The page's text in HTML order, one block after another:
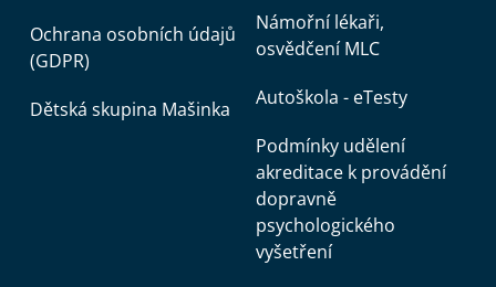
Ochrana osobních údajů
(GDPR)
Dětská skupina Mašinka
Námořní lékaři,
osvědčení MLC
Autoškola - eTesty
Podmínky udělení
akreditace k provádění
dopravně
psychologického
vyšetření